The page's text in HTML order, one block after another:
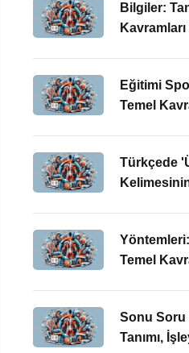
Bilgiler:
Eğitimi
Temel
Türkçede
ÖABT
Yöntemleri:
Temel
Sonu Soru
Tanımı,